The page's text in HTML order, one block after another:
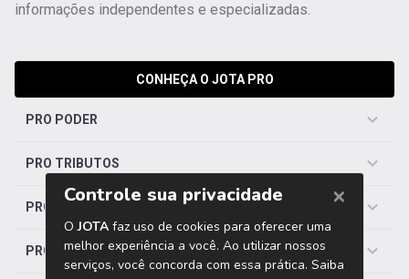
informações independentes e especializadas.
CONHEÇA O JOTA PRO
PRO PODER
PRO TRIBUTOS
PRO TRABALHISTA
PRO SAÚDE